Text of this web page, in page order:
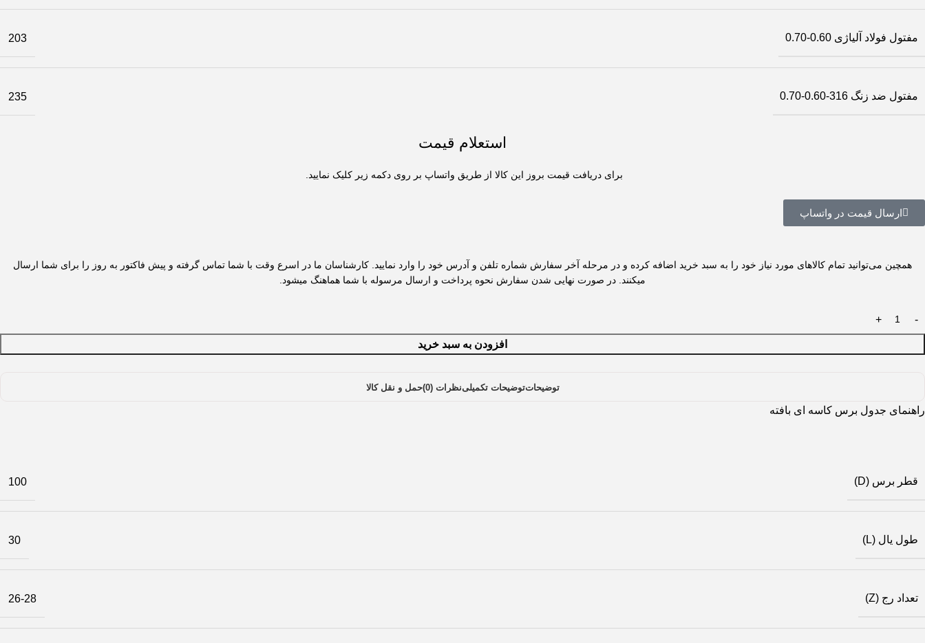
مفتول فولاد آلیاژی 0.60-0.70 203
مفتول ضد زنگ 316-0.60-0.70 235
استعلام قیمت
برای دریافت قیمت بروز این کالا از طریق واتساپ بر روی دکمه زیر کلیک نمایید.
ارسال قیمت در واتساپ
همچین می‌توانید تمام کالاهای مورد نیاز خود را به سبد خرید اضافه کرده و در مرحله آخر سفارش شماره تلفن و آدرس خود را وارد نمایید. کارشناسان ما در اسرع وقت با شما تماس گرفته و پیش فاکتور به روز را برای شما ارسال
میکنند. در صورت نهایی شدن سفارش نحوه پرداخت و ارسال مرسوله با شما هماهنگ میشود.
افزودن به سبد خرید
توضیحاتتوضیحات تکمیلینظرات (0) حمل و نقل کالا
راهنمای جدول برس کاسه ای بافته
قطر برس (D) 100
طول یال (L) 30
تعداد رج (Z) 26-28